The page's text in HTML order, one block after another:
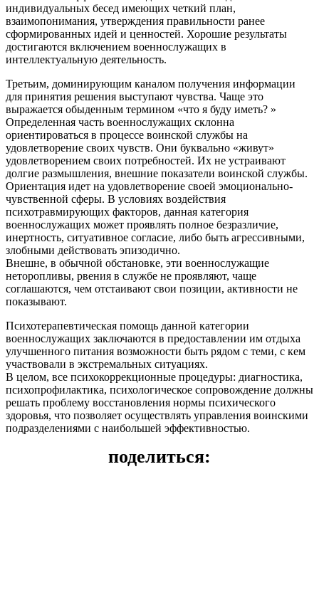
индивидуальных бесед имеющих четкий план,
взаимопонимания, утверждения правильности ранее
сформированных идей и ценностей. Хорошие результаты
достигаются включением военнослужащих в
интеллектуальную деятельность.
Третьим, доминирующим каналом получения информации
для принятия решения выступают чувства. Чаще это
выражается обыденным термином «что я буду иметь? »
Определенная часть военнослужащих склонна
ориентироваться в процессе воинской службы на
удовлетворение своих чувств. Они буквально «живут»
удовлетворением своих потребностей. Их не устраивают
долгие размышления, внешние показатели воинской службы.
Ориентация идет на удовлетворение своей эмоционально-
чувственной сферы. В условиях воздействия
психотравмирующих факторов, данная категория
военнослужащих может проявлять полное безразличие,
инертность, ситуативное согласие, либо быть агрессивными,
злобными действовать эпизодично.
Внешне, в обычной обстановке, эти военнослужащие
неторопливы, рвения в службе не проявляют, чаще
соглашаются, чем отстаивают свои позиции, активности не
показывают.
Психотерапевтическая помощь данной категории
военнослужащих заключаются в предоставлении им отдыха
улучшенного питания возможности быть рядом с теми, с кем
участвовали в экстремальных ситуациях.
В целом, все психокоррекционные процедуры: диагностика,
психопрофилактика, психологическое сопровождение должны
решать проблему восстановления нормы психического
здоровья, что позволяет осуществлять управления воинскими
подразделениями с наибольшей эффективностью.
поделиться: